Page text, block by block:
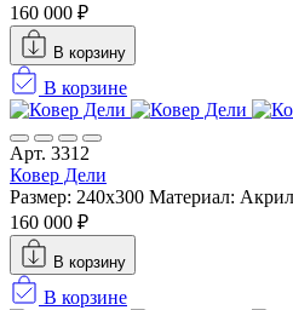
160 000 ₽
В корзину
В корзине
Арт. 3312
Ковер Дели
Размер: 240х300 Материал:
160 000 ₽
В корзину
В корзине